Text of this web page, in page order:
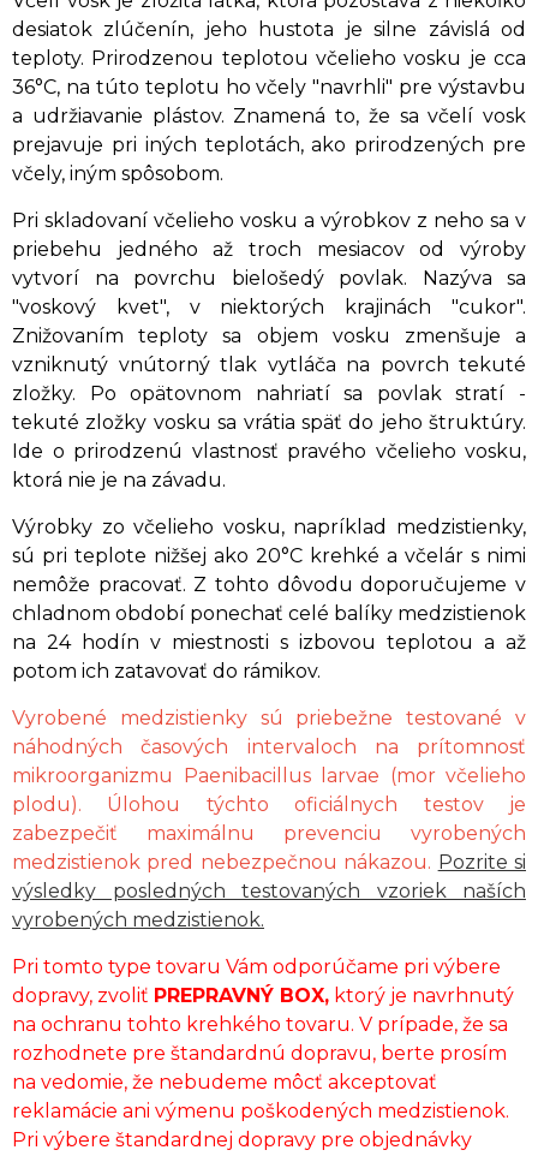
desiatok zlúčenín, jeho hustota je silne závislá od
teploty. Prirodzenou teplotou včelieho vosku je cca
36°C, na túto teplotu ho včely "navrhli" pre výstavbu
a udržiavanie plástov. Znamená to, že sa včelí vosk
prejavuje pri iných teplotách, ako prirodzených pre
včely, iným spôsobom.
Pri skladovaní včelieho vosku a výrobkov z neho sa v
priebehu jedného až troch mesiacov od výroby
vytvorí na povrchu bielošedý povlak. Nazýva sa
"voskový kvet", v niektorých krajinách "cukor".
Znižovaním teploty sa objem vosku zmenšuje a
vzniknutý vnútorný tlak vytláča na povrch tekuté
zložky. Po opätovnom nahriatí sa povlak stratí -
tekuté zložky vosku sa vrátia späť do jeho štruktúry.
Ide o prirodzenú vlastnosť pravého včelieho vosku,
ktorá nie je na závadu.
Výrobky zo včelieho vosku, napríklad medzistienky,
sú pri teplote nižšej ako 20°C krehké a včelár s nimi
nemôže pracovať. Z tohto dôvodu doporučujeme v
chladnom období ponechať celé balíky medzistienok
na 24 hodín v miestnosti s izbovou teplotou a až
potom ich zatavovať do rámikov.
Vyrobené medzistienky sú priebežne testované v
náhodných časových intervaloch na prítomnosť
mikroorganizmu Paenibacillus larvae (mor včelieho
plodu). Úlohou týchto oficiálnych testov je
zabezpečiť maximálnu prevenciu vyrobených
medzistienok pred nebezpečnou nákazou. Pozrite si
výsledky posledných testovaných vzoriek naších
vyrobených medzistienok.
Pri tomto type tovaru Vám odporúčame pri výbere
dopravy, zvoliť PREPRAVNÝ BOX, ktorý je navrhnutý
na ochranu tohto krehkého tovaru. V prípade, že sa
rozhodnete pre štandardnú dopravu, berte prosím
na vedomie, že nebudeme môcť akceptovať
reklamácie ani výmenu poškodených medzistienok.
Pri výbere štandardnej dopravy pre objednávky